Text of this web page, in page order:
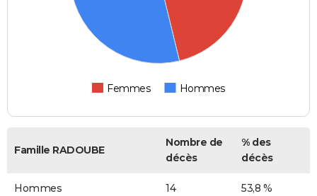
Femmes Hommes
Famille RADOUBE
Nombre de
décès
% des
décès
Hommes 14 53,8 %